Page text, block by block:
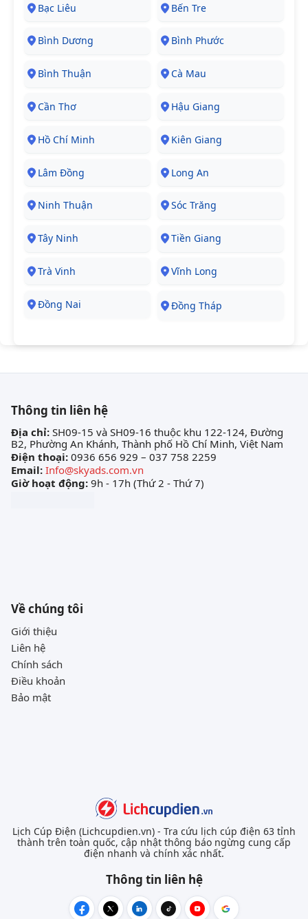
Bạc Liêu Bến Tre
Bình Dương Bình Phước
Bình Thuận Cà Mau
Cần Thơ Hậu Giang
Hồ Chí Minh Kiên Giang
Lâm Đồng Long An
Ninh Thuận Sóc Trăng
Tây Ninh Tiền Giang
Trà Vinh Vĩnh Long
Đồng Nai Đồng Tháp
Thông tin liên hệ
Địa chỉ: SH09-15 và SH09-16 thuộc khu 122-124, Đường
B2, Phường An Khánh, Thành phố Hồ Chí Minh, Việt Nam
Điện thoại: 0936 656 929 – 037 758 2259
Email: Info@skyads.com.vn
Giờ hoạt động: 9h - 17h (Thứ 2 - Thứ 7)
Về chúng tôi
Giới thiệu
Liên hệ
Chính sách
Điều khoản
Bảo mật
Lịch Cúp Điện (Lichcupdien.vn) - Tra cứu lịch cúp điện 63 tỉnh
thành trên toàn quốc, cập nhật thông báo ngừng cung cấp
điện nhanh và chính xác nhất.
Thông tin liên hệ